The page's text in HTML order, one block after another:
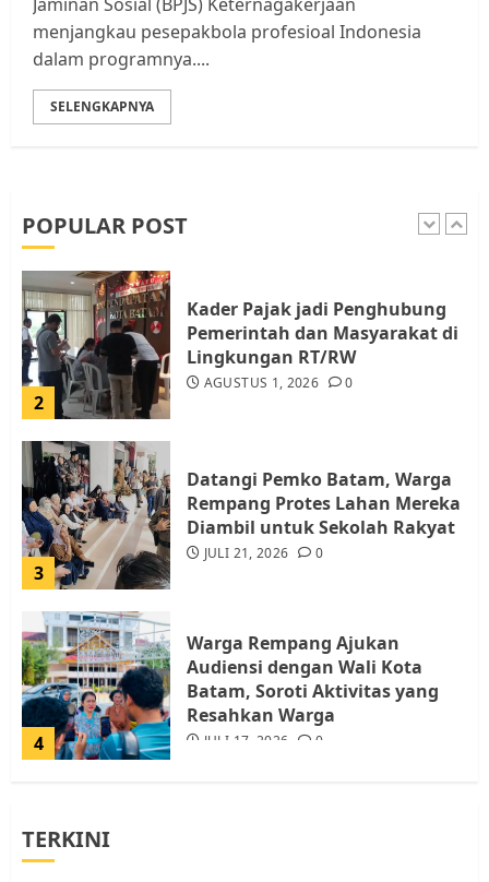
menjangkau pesepakbola profesioal Indonesia
dalam programnya....
SELENGKAPNYA
POPULAR POST
5
Warga Rempang
JULI 15, 2026 0
1
2
Kader Pajak jadi Penghubung
Pemerintah dan Masyarakat di
Lingkungan RT/RW
AGUSTUS 1, 2026 0
3
Datangi Pemko Batam, Warga
Rempang Protes Lahan Mereka
Diambil untuk Sekolah Rakyat
JULI 21, 2026 0
4
Warga Rempang Ajukan
Audiensi dengan Wali Kota
Batam, Soroti Aktivitas yang
Resahkan Warga
JULI 17, 2026 0
TERKINI